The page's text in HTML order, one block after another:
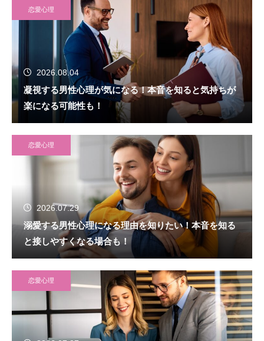
恋愛心理
2026.08.04
凝視する男性心理が気になる！本音を知ると気持ちが
楽になる可能性も！
恋愛心理
2026.07.29
溺愛する男性心理になる理由を知りたい！本音を知る
と接しやすくなる場合も！
恋愛心理